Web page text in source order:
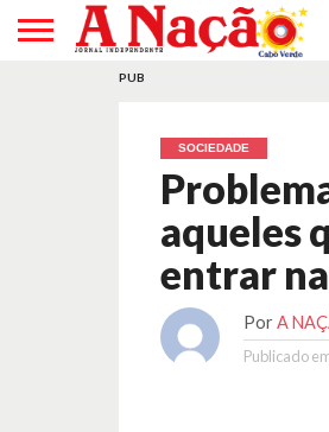
PUB
SOCIEDADE
aqueles
entrar
Por A
Publicado